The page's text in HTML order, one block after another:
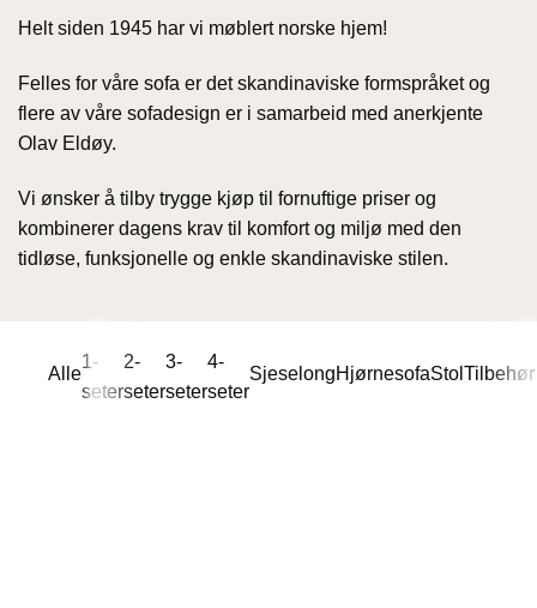
Helt siden 1945 har vi møblert norske hjem!
Felles for våre sofa er det skandinaviske formspråket og
flere av våre sofadesign er i samarbeid med anerkjente
Olav Eldøy.
Vi ønsker å tilby trygge kjøp til fornuftige priser og
kombinerer dagens krav til komfort og miljø med den
tidløse, funksjonelle og enkle skandinaviske stilen.
Alle
1-
seter
2-
seter
3-
seter
4-
seter
SjeselongHjørnesofaStol Tilbehør